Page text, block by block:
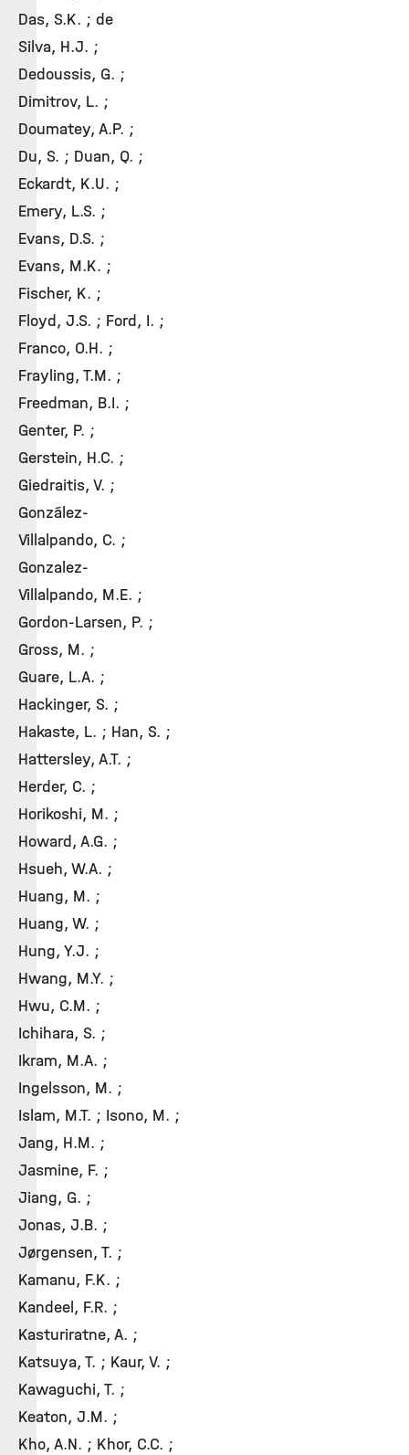
Das, S.K. ; de
Silva, H.J. ;
Dedoussis, G. ;
Dimitrov, L. ;
Doumatey, A.P. ;
Du, S. ; Duan, Q. ;
Eckardt, K.U. ;
Emery, L.S. ;
Evans, D.S. ;
Evans, M.K. ;
Fischer, K. ;
Floyd, J.S. ; Ford, I. ;
Franco, O.H. ;
Frayling, T.M. ;
Freedman, B.I. ;
Genter, P. ;
Gerstein, H.C. ;
Giedraitis, V. ;
González-
Villalpando, C. ;
Gonzalez-
Villalpando, M.E. ;
Gordon-Larsen, P. ;
Gross, M. ;
Guare, L.A. ;
Hackinger, S. ;
Hakaste, L. ; Han, S. ;
Hattersley, A.T. ;
Herder, C. ;
Horikoshi, M. ;
Howard, A.G. ;
Hsueh, W.A. ;
Huang, M. ;
Huang, W. ;
Hung, Y.J. ;
Hwang, M.Y. ;
Hwu, C.M. ;
Ichihara, S. ;
Ikram, M.A. ;
Ingelsson, M. ;
Islam, M.T. ; Isono, M. ;
Jang, H.M. ;
Jasmine, F. ;
Jiang, G. ;
Jonas, J.B. ;
Jørgensen, T. ;
Kamanu, F.K. ;
Kandeel, F.R. ;
Kasturiratne, A. ;
Katsuya, T. ; Kaur, V. ;
Kawaguchi, T. ;
Keaton, J.M. ;
Kho, A.N. ; Khor, C.C. ;